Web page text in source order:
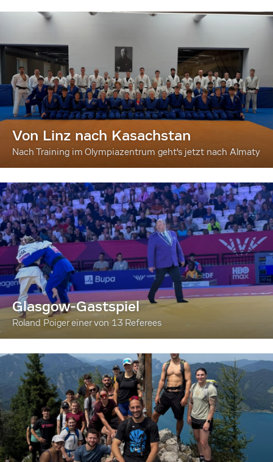
Von Linz nach Kasachstan
Nach Training im Olympiazentrum geht's jetzt nach Almaty
Glasgow-Gastspiel
Roland Poiger einer von 13 Referees